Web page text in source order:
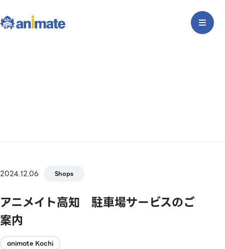
2024.12.06 Shops
アニメイト高知 駐車場サービスのご
案内
animate Kochi